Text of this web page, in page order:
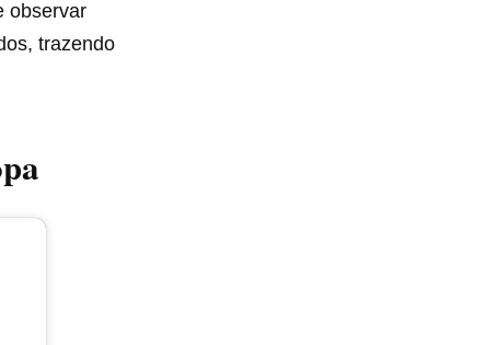
observar
trazendo